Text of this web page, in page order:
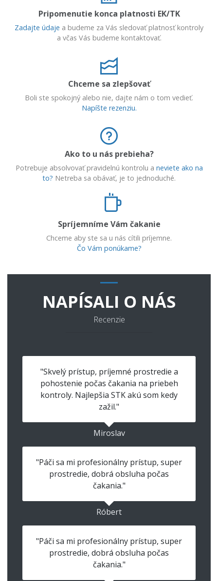
Pripomenutie konca platnosti EK/TK
Zadajte údaje a budeme za Vás sledovať platnosť kontroly
a včas Vás budeme kontaktovať.
Chceme sa zlepšovať
Boli ste spokojný alebo nie, dajte nám o tom vedieť.
Napíšte rezenziu.
Ako to u nás prebieha?
Potrebuje absolvovať pravidelnú kontrolu a neviete ako na
to? Netreba sa obávať, je to jednoduché.
Spríjemníme Vám čakanie
Chceme aby ste sa u nás cítili príjemne.
Čo Vám ponúkame?
NAPÍSALI O NÁS
Recenzie
"Skvelý prístup, príjemné prostredie a
pohostenie počas čakania na priebeh
kontroly. Najlepšia STK akú som kedy
zažil."
Miroslav
"Páči sa mi profesionálny prístup, super
prostredie, dobrá obsluha počas
čakania."
Róbert
"Páči sa mi profesionálny prístup, super
prostredie, dobrá obsluha počas
čakania."